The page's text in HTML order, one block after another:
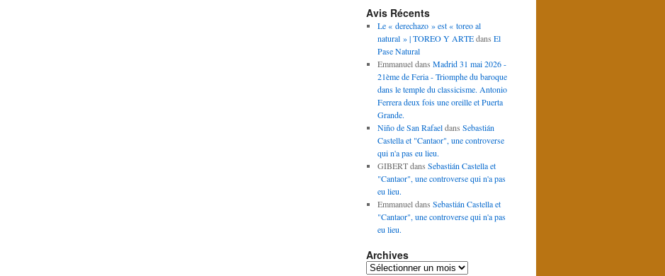
Avis Récents
Le « derechazo » est « toreo al
natural » | TOREO Y ARTEdans El
Pase Natural
Emmanueldans Madrid 31 mai 2026 -
21ème de Feria - Triomphe du baroque
dans le temple du classicisme. Antonio
Ferrera deux fois une oreille et Puerta
Grande.
Niño de San Rafaeldans Sebastián
Castella et "Cantaor", une controverse
qui n'a pas eu lieu.
GIBERTdans Sebastián Castella et
"Cantaor", une controverse qui n'a pas
eu lieu.
Emmanueldans Sebastián Castella et
"Cantaor", une controverse qui n'a pas
eu lieu.
Archives
Archives